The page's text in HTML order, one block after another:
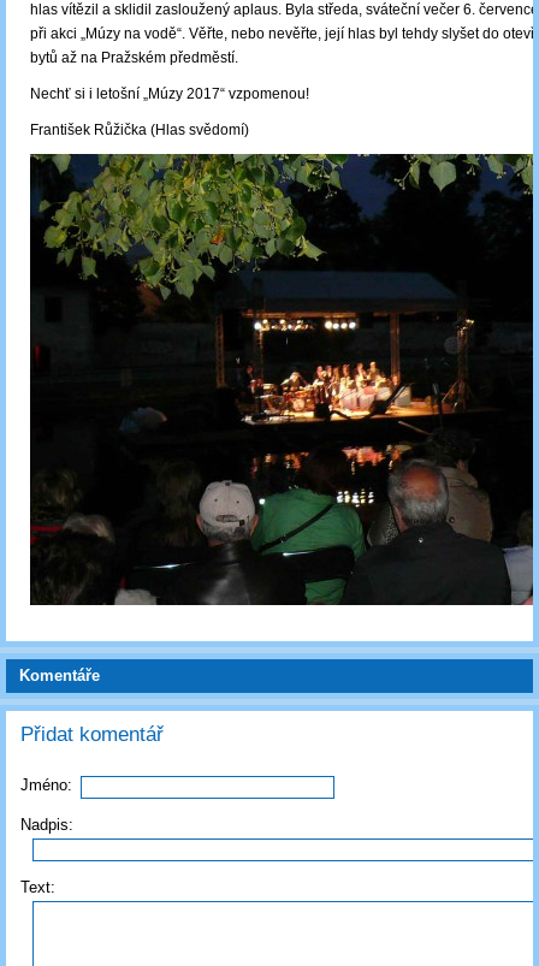
hlas vítězil a sklidil zasloužený aplaus. Byla středa, sváteční večer 6.
při akci „Múzy na vodě“. Věřte, nebo nevěřte, její hlas byl tehdy slyšet do
bytů až na Pražském předměstí.
Nechť si i letošní „Múzy 2017“ vzpomenou!
František Růžička (Hlas svědomí)
Komentáře
Přidat komentář
Jméno:
Nadpis:
Text: